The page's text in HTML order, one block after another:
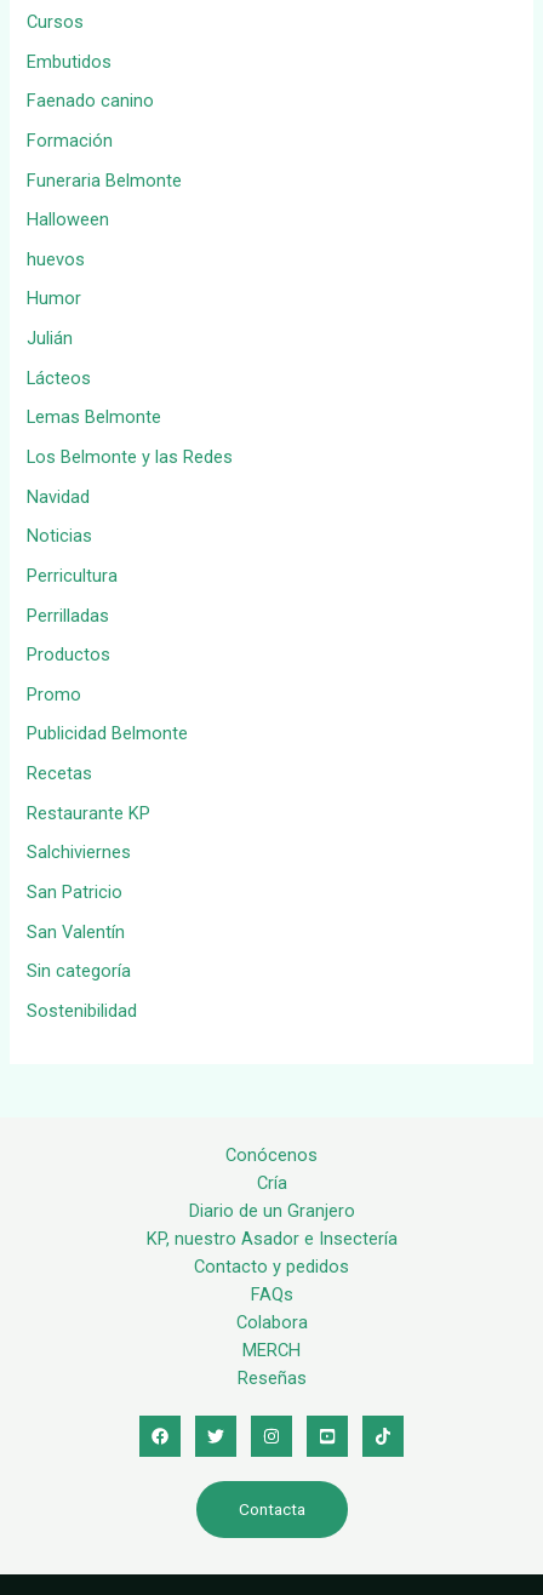
Cursos
Embutidos
Faenado canino
Formación
Funeraria Belmonte
Halloween
huevos
Humor
Julián
Lácteos
Lemas Belmonte
Los Belmonte y las Redes
Navidad
Noticias
Perricultura
Perrilladas
Productos
Promo
Publicidad Belmonte
Recetas
Restaurante KP
Salchiviernes
San Patricio
San Valentín
Sin categoría
Sostenibilidad
Conócenos
Cría
Diario de un Granjero
KP, nuestro Asador e Insectería
Contacto y pedidos
FAQs
Colabora
MERCH
Reseñas
Contacta